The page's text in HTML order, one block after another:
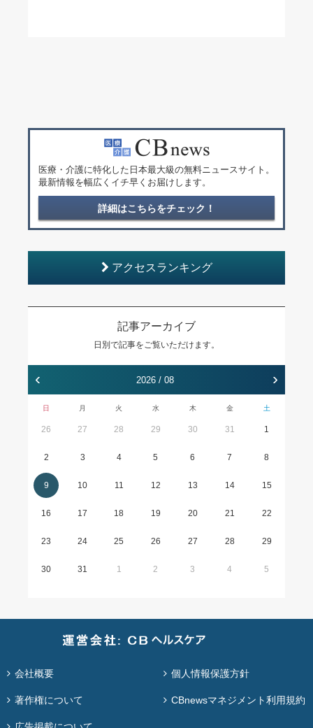
医療・介護に特化した日本最大級の無料ニュースサイト。
最新情報を幅広くイチ早くお届けします。
詳細はこちらをチェック！
アクセスランキング
記事アーカイブ
日別で記事をご覧いただけます。
‹ 2026 / 08 ›
日 月 火 水 木 金 土
26 27 28 29 30 31 1
2 3 4 5 6 7 8
9 10 11 12 13 14 15
16 17 18 19 20 21 22
23 24 25 26 27 28 29
30 31 1 2 3 4 5
会社概要 個人情報保護方針
著作権について CBnewsマネジメント利用規約